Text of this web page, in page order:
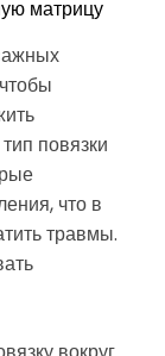
матрицу
повязки
что в
травмы.